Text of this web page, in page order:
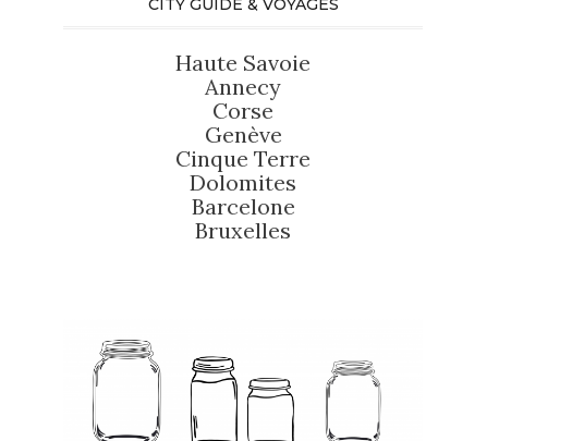
CITY GUIDE & VOYAGES
Haute Savoie
Annecy
Corse
Genève
Cinque Terre
Dolomites
Barcelone
Bruxelles